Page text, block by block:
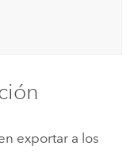
exportar a los